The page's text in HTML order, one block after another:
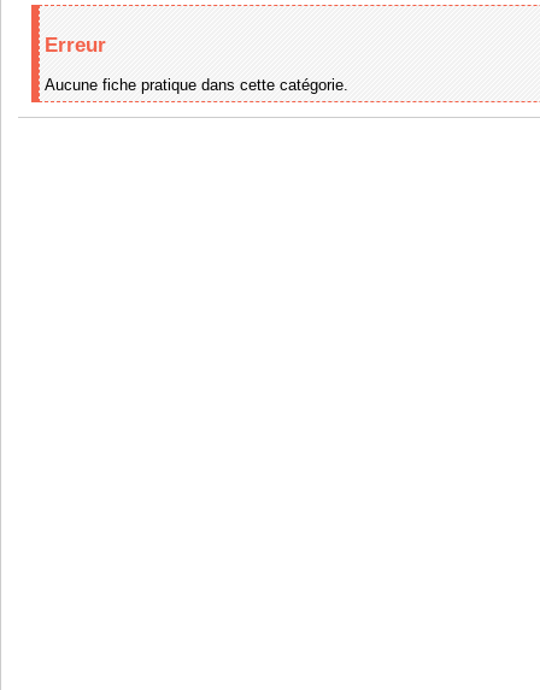
Erreur
Aucune fiche pratique dans cette catégorie.